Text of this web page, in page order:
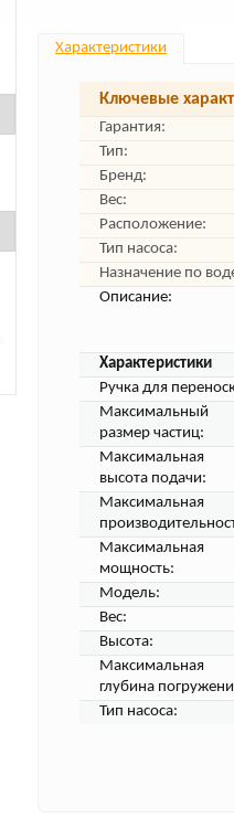
Характеристики
Ключевые
Гарантия:
Тип:
Бренд:
Вес:
Расположение:
Тип насоса:
Назначение по
Описание:
Характеристики
Ручка для
Максимальный
размер частиц:
Максимальная
высота подачи:
Максимальная
Максимальная
мощность:
Модель:
Вес:
Высота:
Максимальная
глубина
Тип насоса: